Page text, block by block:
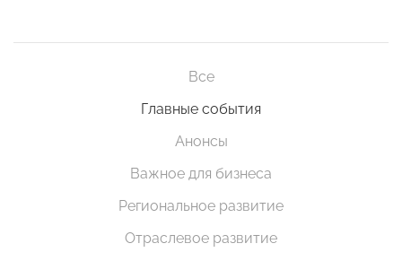
Все
Главные события
Анонсы
Важное для бизнеса
Региональное развитие
Отраслевое развитие